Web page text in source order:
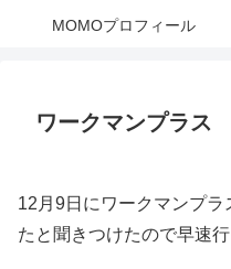
MOMOプロフィール
ワークマンプラス
12月9日にワークマンプ
たと聞きつけたので早速